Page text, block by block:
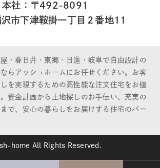
本社：〒492-8091
市下津鞍掛一丁目２番地11
・春日井・東郷・日進・岐阜で自由設計の
らアッシュホームにお任せください。お客
を実現するための高性能な注文住宅をお値
資金計画から土地探しのお手伝い、充実の
で、安心の暮らしをお届けする住宅のパー
home All Rights Reserved.